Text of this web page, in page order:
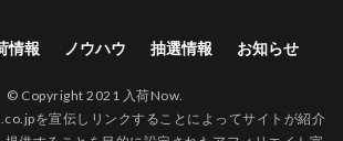
情報 ノウハウ 抽選情報 お知らせ
© Copyright 2021 入荷Now.
を宣伝しリンクすることによってサイトが紹介